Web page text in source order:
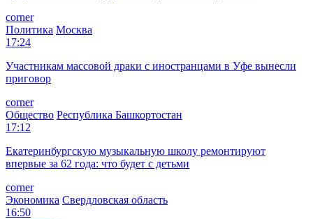
corner
Политика Москва
17:24
Участникам массовой драки с иностранцами в Уфе вынесли
приговор
corner
Общество Республика Башкортостан
17:12
Екатеринбургскую музыкальную школу ремонтируют
впервые за 62 года: что будет с детьми
corner
Экономика Свердловская область
16:50